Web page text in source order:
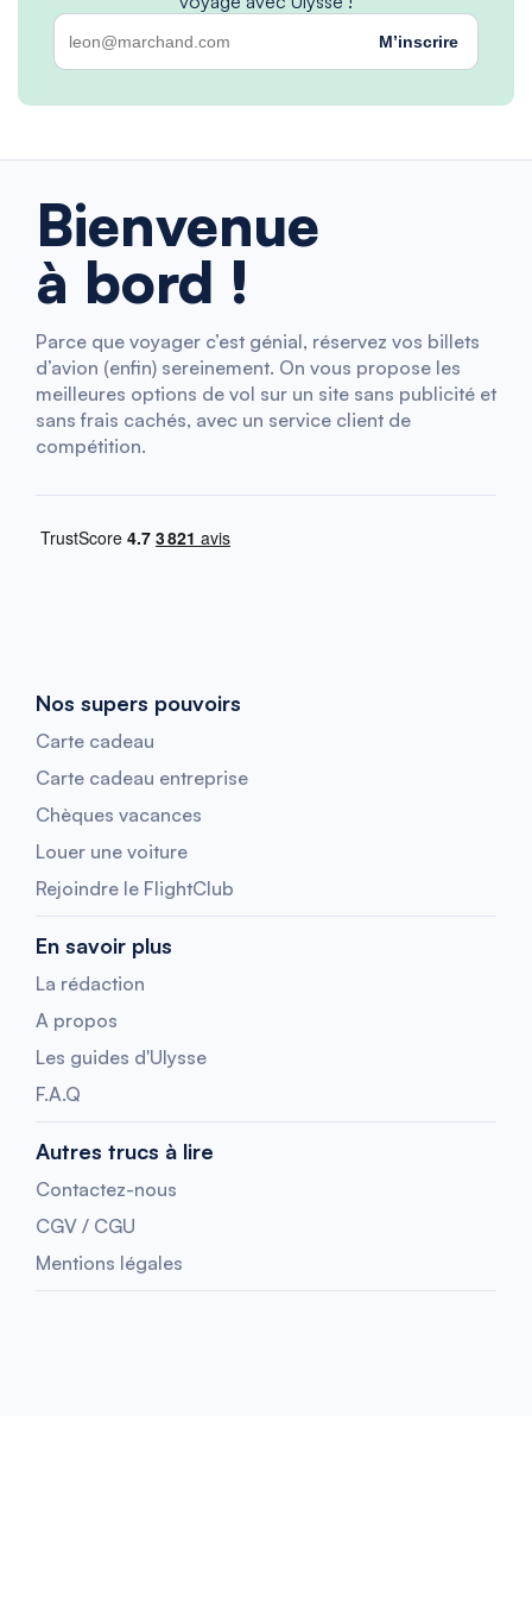
M’inscrire
Bienvenue
à bord !
Parce que voyager c’est génial, réservez vos billets
d’avion (enfin) sereinement. On vous propose les
meilleures options de vol sur un site sans publicité et
sans frais cachés, avec un service client de
compétition.
Nos supers pouvoirs
Carte cadeau
Carte cadeau entreprise
Chèques vacances
Louer une voiture
Rejoindre le FlightClub
En savoir plus
La rédaction
A propos
Les guides d'Ulysse
F.A.Q
Autres trucs à lire
Contactez-nous
CGV / CGU
Mentions légales